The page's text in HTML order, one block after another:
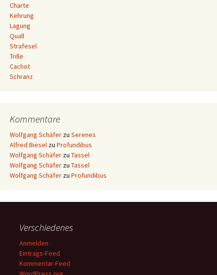
Charte
Kehrung
Lagung
Quall
Strafesel
Trille
Cachot
Schranz
Kommentare
Wolfgang Schäfer zu Serenes
Alfred Biesel zu Profundibus
Wolfgang Schäfer zu Tassel
Wolfgang Schäfer zu Tassel
Wolfgang Schäfer zu Profundibus
Verschiedenes
Anmelden
Eintrags-Feed
Kommentar-Feed